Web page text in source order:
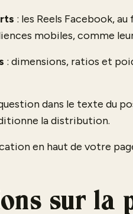
: les Reels Facebook,
mobiles, comme
: dimensions, ratios et
dans le texte du
la distribution.
en haut de votre
sur la